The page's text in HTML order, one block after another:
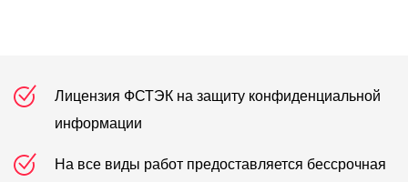
Лицензия ФСТЭК на защиту конфиденциальной
информации
На все виды работ предоставляется бессрочная